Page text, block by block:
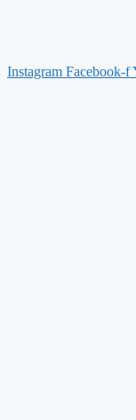
Instagram Facebook-f